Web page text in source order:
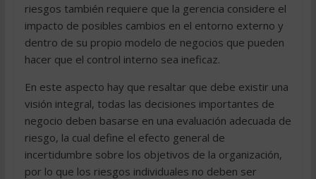
riesgos también requiere que la gerencia considere el
impacto de posibles cambios en el entorno externo y
dentro de su propio modelo de negocios que pueden
hacer que el control interno sea ineficaz.
En este aspecto hay que resaltar que debe existir una
visión integral, todas las decisiones importantes de
negocio deben basarse en una evaluación adecuada de
riesgo, la cual define el efecto general de
incertidumbre sobre los objetivos de la organización,
por lo que los riesgos individuales no deben ser